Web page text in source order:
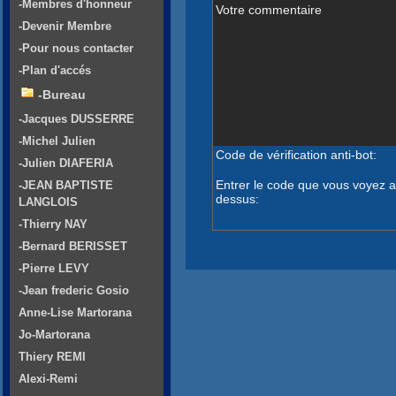
Votre commentaire
Code de vérification anti-bot:
Entrer le code que vous voyez
dessus:
-Membres d'honneur
-Devenir Membre
-Pour nous contacter
-Plan d'accés
-Bureau
-Jacques DUSSERRE
-Michel Julien
-Julien DIAFERIA
-JEAN BAPTISTE
LANGLOIS
-Thierry NAY
-Bernard BERISSET
-Pierre LEVY
-Jean frederic Gosio
Anne-Lise Martorana
Jo-Martorana
Thiery REMI
Alexi-Remi